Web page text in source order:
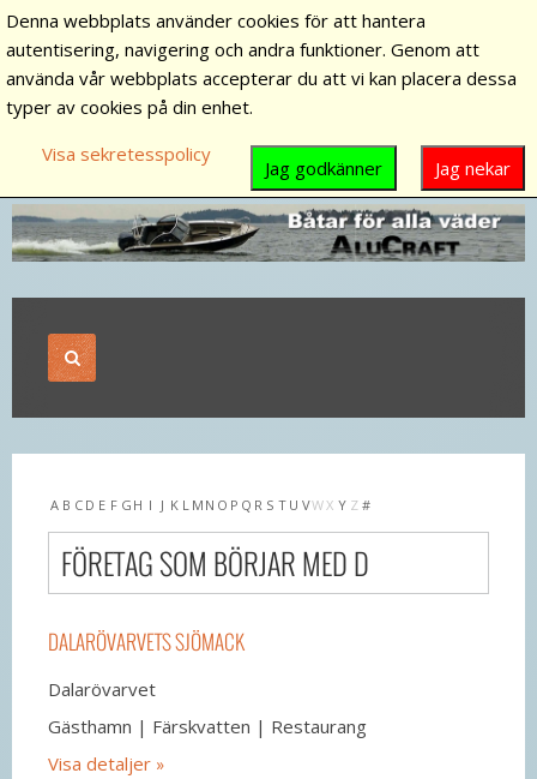
A B C D E F G H I J K L M N O P Q R S T U VWX Y Z #
FÖRETAG SOM BÖRJAR MED D
DALARÖVARVETS SJÖMACK
Dalarövarvet
Gästhamn | Färskvatten | Restaurang
Visa detaljer
Denna webbplats använder cookies för att hantera
autentisering, navigering och andra funktioner. Genom att
använda vår webbplats accepterar du att vi kan placera dessa
typer av cookies på din enhet.
Visa sekretesspolicy
Jag nekar
Jag godkänner